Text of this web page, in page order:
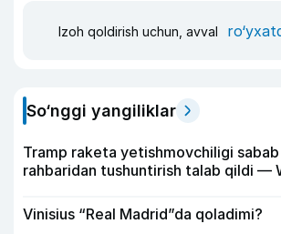
Izoh qoldirish uchun, avval
So‘nggi yangiliklar
Tramp raketa yetishmovchiligi
rahbaridan tushuntirish talab qildi —
Vinisius “Real Madrid”da qoladimi?